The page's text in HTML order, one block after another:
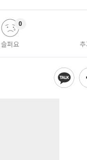
슬퍼요
0